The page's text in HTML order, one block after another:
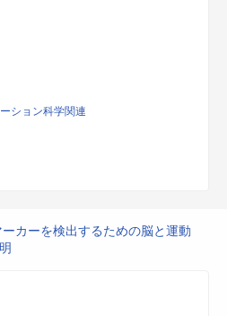
ション科学関連
カーを検出するための脳と運動